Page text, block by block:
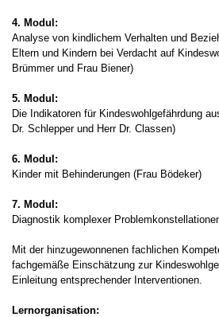
4. Modul:
Analyse von kindlichem Verhalten und
Eltern und Kindern bei Verdacht auf
Brümmer und Frau Biener)
5. Modul:
Die Indikatoren für Kindeswohlgefährdung
Dr. Schlepper und Herr Dr. Classen)
6. Modul:
Kinder mit Behinderungen (Frau Bödeker)
7. Modul:
Diagnostik komplexer
Mit der hinzugewonnenen fachlichen
fachgemäße Einschätzung zur
Einleitung entsprechender Interventionen.
Lernorganisation: